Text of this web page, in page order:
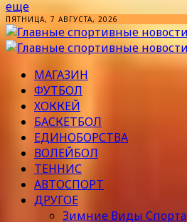
еще
ПЯТНИЦА, 7 АВГУСТА, 2026
МАГАЗИН
ФУТБОЛ
ХОККЕЙ
БАСКЕТБОЛ
ЕДИНОБОРСТВА
ВОЛЕЙБОЛ
ТЕННИС
АВТОСПОРТ
ДРУГОЕ
Зимние Виды Спорта